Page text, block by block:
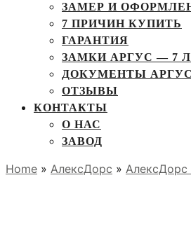
ЗАМЕР И
7 ПРИЧИН КУПИТЬ
ГАРАНТИЯ
ЗАМКИ АРГУС — 7
ДОКУМЕНТЫ
ОТЗЫВЫ
КОНТАКТЫ
О НАС
ЗАВОД
Home » АлексДорс » АлексДорс